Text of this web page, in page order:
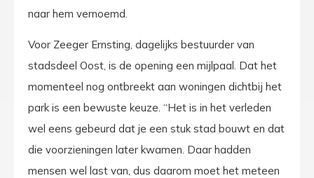
naar hem vernoemd.
Voor Zeeger Ernsting, dagelijks bestuurder van
stadsdeel Oost, is de opening een mijlpaal. Dat het
momenteel nog ontbreekt aan woningen dichtbij het
park is een bewuste keuze. “Het is in het verleden
wel eens gebeurd dat je een stuk stad bouwt en dat
die voorzieningen later kwamen. Daar hadden
mensen wel last van, dus daarom moet het meteen